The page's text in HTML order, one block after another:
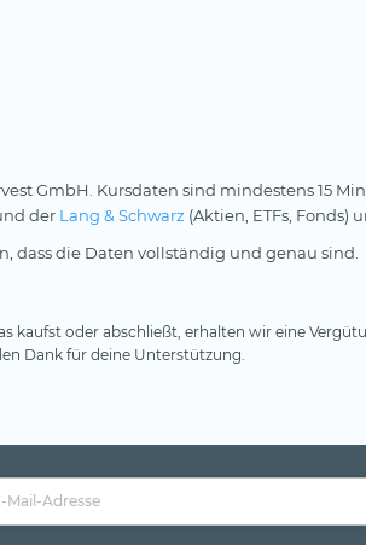
GmbH. Kursdaten sind mindestens 15
der Lang & Schwarz (Aktien, ETFs, Fonds)
dass die Daten vollständig und genau sind.
kaufst oder abschließt, erhalten wir eine
Dank für deine Unterstützung.